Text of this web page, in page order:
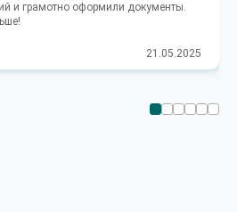
и грамотно оформили документы.
21.05.2025